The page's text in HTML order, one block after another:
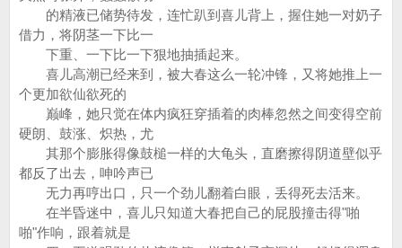
的精液已储势待发，连忙趴到喜儿背上，握住她一对奶子
借力，将阴茎一下比一
下重、一下比一下狠地抽插起来。
喜儿高潮已经来到，被大春这么一轮冲锋，又将她推上一
个更加欲仙欲死的
巅峰，她只觉在体内疯狂穿插着的肉棒忽然之间变得空前
硬朗、鼓涨、炽热，尤
其那个膨胀得像鼓槌一样的大龟头，直磨擦得阴道壁似乎
都反了出去，呻吟声已
无力再哼出口，只一个劲儿翻着白眼，丢得死去活来。
在半昏迷中，喜儿只知道大春把自己的屁股撞击得"啪
啪"作响，跟着就是